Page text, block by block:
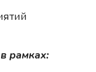
рамках: